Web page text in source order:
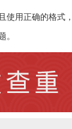
使用正确的格式
。